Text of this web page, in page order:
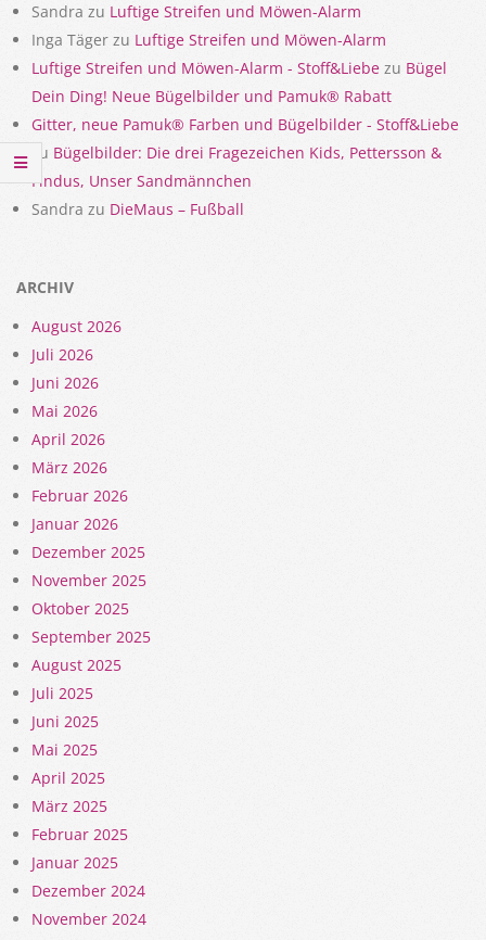
Sandra zu Luftige Streifen und Möwen-Alarm
Inga Täger zu Luftige Streifen und Möwen-Alarm
Luftige Streifen und Möwen-Alarm - Stoff&Liebe zu Bügel
Dein Ding! Neue Bügelbilder und Pamuk® Rabatt
Gitter, neue Pamuk® Farben und Bügelbilder - Stoff&Liebe
zu Bügelbilder: Die drei Fragezeichen Kids, Pettersson &
Findus, Unser Sandmännchen
Sandra zu DieMaus – Fußball
ARCHIV
August 2026
Juli 2026
Juni 2026
Mai 2026
April 2026
März 2026
Februar 2026
Januar 2026
Dezember 2025
November 2025
Oktober 2025
September 2025
August 2025
Juli 2025
Juni 2025
Mai 2025
April 2025
März 2025
Februar 2025
Januar 2025
Dezember 2024
November 2024